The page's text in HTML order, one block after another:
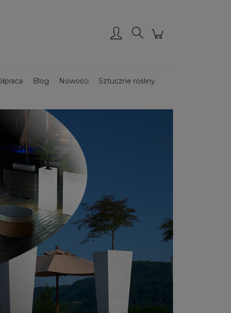
Blog Nowości Sztuczne rośliny
Donice ze stali CORTEN Donice drewniane
podświetlane Donice ogrodowe